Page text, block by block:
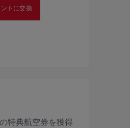
ントに交換
特典航空券を獲得